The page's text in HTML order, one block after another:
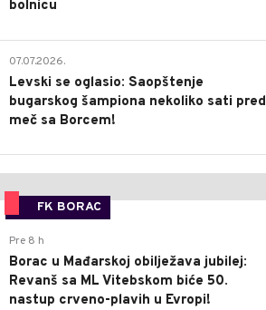
bolnicu
07.07.2026.
Levski se oglasio: Saopštenje
bugarskog šampiona nekoliko sati pred
meč sa Borcem!
FK BORAC
Pre 8 h
Borac u Mađarskoj obilježava jubilej:
Revanš sa ML Vitebskom biće 50.
nastup crveno-plavih u Evropi!